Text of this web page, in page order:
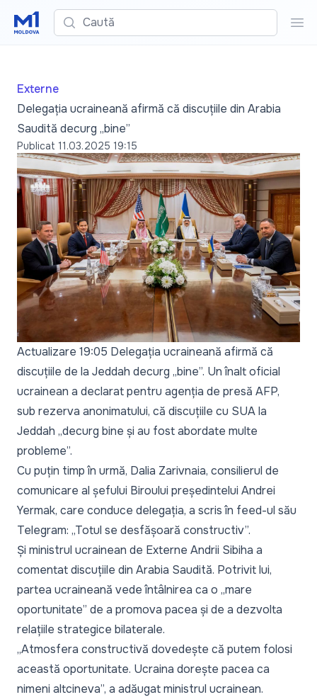
Caută
Externe
Delegația ucraineană afirmă că discuțiile din Arabia
Saudită decurg „bine”
Publicat 11.03.2025 19:15
Actualizare 19:05 Delegația ucraineană afirmă că
discuțiile de la Jeddah decurg „bine”. Un înalt oficial
ucrainean a declarat pentru agenția de presă AFP,
sub rezerva anonimatului, că discuțiile cu SUA la
Jeddah „decurg bine și au fost abordate multe
probleme”.
Cu puțin timp în urmă, Dalia Zarivnaia, consilierul de
comunicare al șefului Biroului președintelui Andrei
Yermak, care conduce delegația, a scris în feed-ul său
Telegram: „Totul se desfășoară constructiv”.
Și ministrul ucrainean de Externe Andrii Sibiha a
comentat discuțiile din Arabia Saudită. Potrivit lui,
partea ucraineană vede întâlnirea ca o „mare
oportunitate” de a promova pacea și de a dezvolta
relațiile strategice bilaterale.
„Atmosfera constructivă dovedește că putem folosi
această oportunitate. Ucraina dorește pacea ca
nimeni altcineva”, a adăugat ministrul ucrainean.